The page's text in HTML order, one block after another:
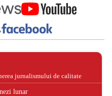
jurnalismului de calitate
lunar